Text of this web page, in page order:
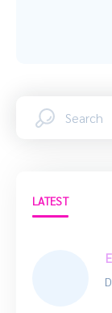
LATEST